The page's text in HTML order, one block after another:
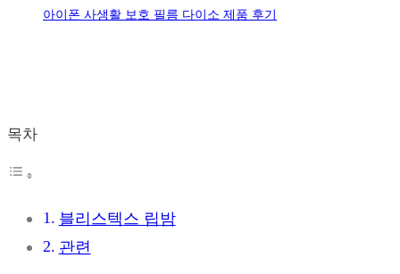
아이폰 사생활 보호 필름 다이소 제품 후기
목차
블리스텍스 립밤
관련